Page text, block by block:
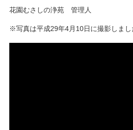
花園むさしの浄苑 管理人
※写真は平成29年4月10日に撮影しまし